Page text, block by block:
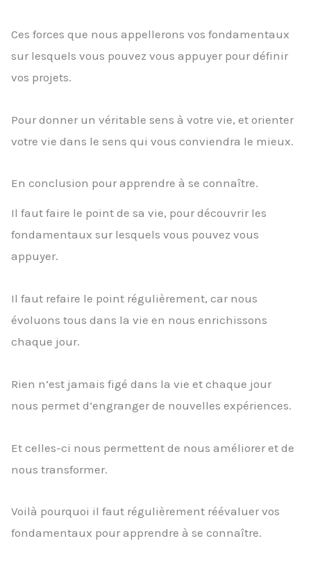
Ces forces que nous appellerons vos fondamentaux
sur lesquels vous pouvez vous appuyer pour définir
vos projets.
Pour donner un véritable sens à votre vie, et orienter
votre vie dans le sens qui vous conviendra le mieux.
En conclusion pour apprendre à se connaître.
Il faut faire le point de sa vie, pour découvrir les
fondamentaux sur lesquels vous pouvez vous
appuyer.
Il faut refaire le point régulièrement, car nous
évoluons tous dans la vie en nous enrichissons
chaque jour.
Rien n’est jamais figé dans la vie et chaque jour
nous permet d’engranger de nouvelles expériences.
Et celles-ci nous permettent de nous améliorer et de
nous transformer.
Voilà pourquoi il faut régulièrement réévaluer vos
fondamentaux pour apprendre à se connaître.